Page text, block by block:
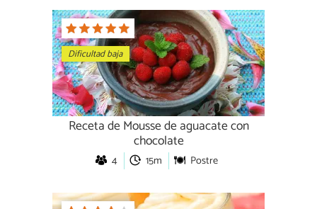
Dificultad baja
Receta de Mousse de aguacate con
chocolate
4 15m Postre